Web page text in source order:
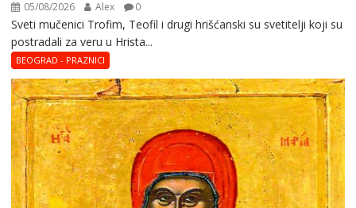
05/08/2026 Alex 0
Sveti mučenici Trofim, Teofil i drugi hrišćanski su svetitelji koji su
postradali za veru u Hrista...
BEOGRAD - PRAZNICI